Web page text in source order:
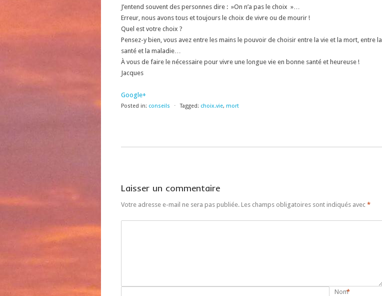
J’entend souvent des personnes dire : »On n’a pas le choix »…
Erreur, nous avons tous et toujours le choix de vivre ou de mourir !
Quel est votre choix ?
Pensez-y bien, vous avez entre les mains le pouvoir de choisir entre la vie et la mort, entre la
santé et la maladie…
À vous de faire le nécessaire pour vivre une longue vie en bonne santé et heureuse !
Jacques
Google+
Posted in: conseils ⋅ Tagged: choix.vie, mort
Laisser un commentaire
Votre adresse e-mail ne sera pas publiée. Les champs obligatoires sont indiqués avec *
Nom*